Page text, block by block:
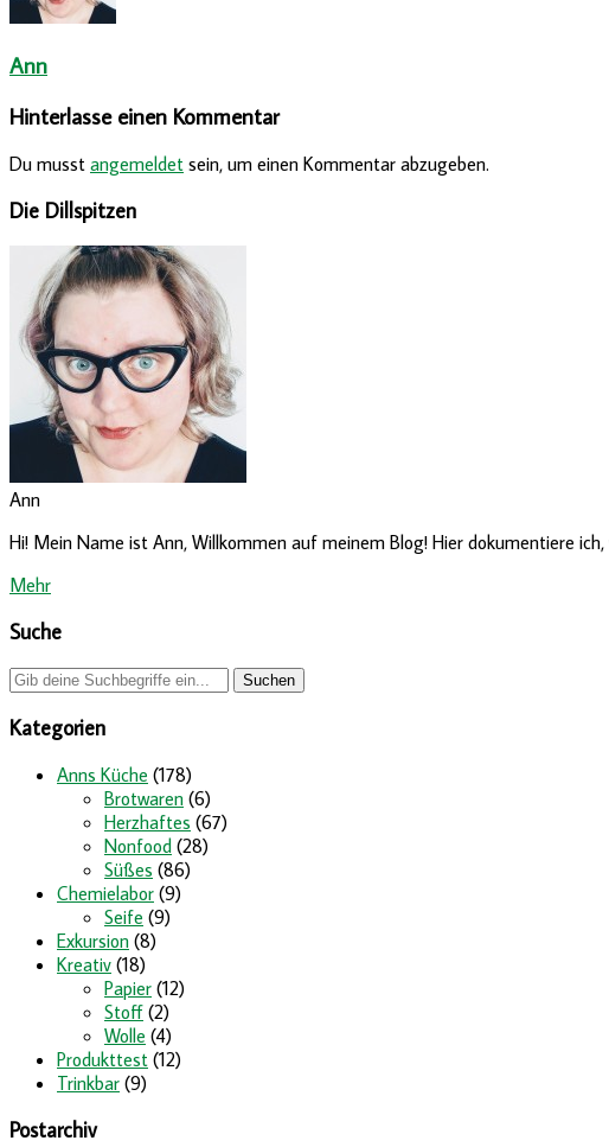
Ann
Hinterlasse einen Kommentar
Du musst angemeldet sein, um einen Kommentar abzugeben.
Die Dillspitzen
Ann
Hi! Mein Name ist Ann, Willkommen auf meinem Blog! Hier dokumentiere
Mehr
Suche
Kategorien
Anns Küche (178)
Brotwaren (6)
Herzhaftes (67)
Nonfood (28)
Süßes (86)
Chemielabor (9)
Seife (9)
Exkursion (8)
Kreativ (18)
Papier (12)
Stoff (2)
Wolle (4)
Produkttest (12)
Trinkbar (9)
Postarchiv